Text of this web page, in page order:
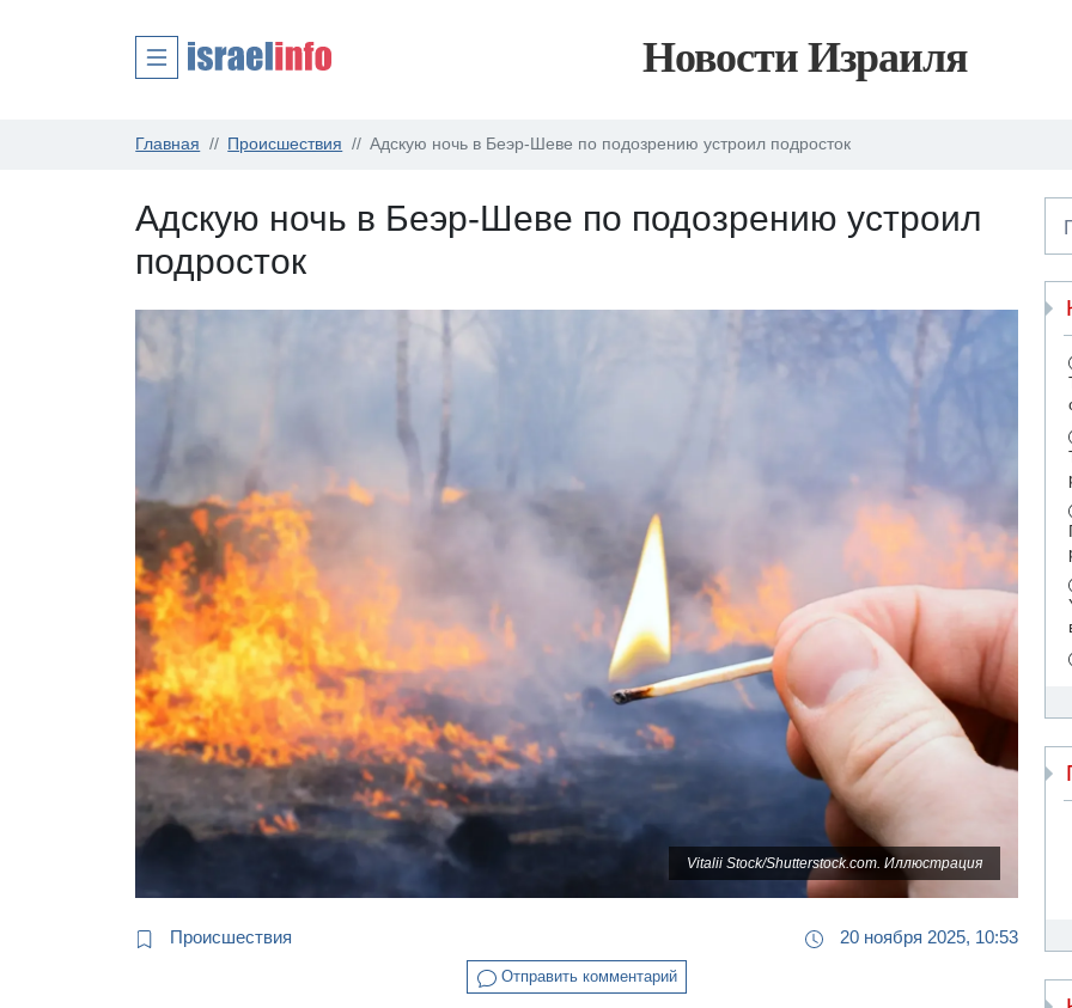
Новости Израиля
Главная Происшествия Адскую ночь в Беэр-Шеве по подозрению устроил подросток
Адскую ночь в Беэр-Шеве по подозрению устроил
подросток
Vitalii Stock/Shutterstock.com. Иллюстрация
Происшествия 20 ноября 2025, 10:53
Отправить комментарий